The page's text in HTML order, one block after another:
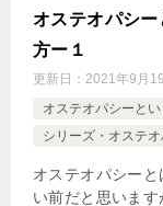
オステオパシー
方ー１
更新日： 2021年9月
オステオパシーと
シリーズ・オステ
オステオパシー
い前だと思いま